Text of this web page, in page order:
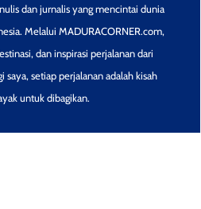
dan jurnalis yang mencintai dunia
Melalui MADURACORNER.com,
dan inspirasi perjalanan dari
saya, setiap perjalanan adalah kisah
untuk dibagikan.